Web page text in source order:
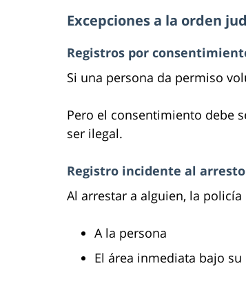
Excepciones a la orden
Registros por
Si una persona da permiso
Pero el consentimiento debe
ser ilegal.
Registro incidente al arresto
Al arrestar a alguien, la
A la persona
El área inmediata bajo